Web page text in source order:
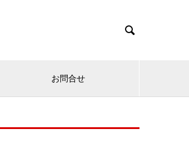

お問合せ